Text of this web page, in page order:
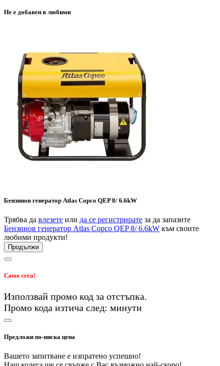
Не е добавен в любими
Бензинов генератор Atlas Copco QEP 8/ 6.6kW
Трябва да влезете или да се регистрирате за да запазите
Бензинов генератор Atlas Copco QEP 8/ 6.6kW към своите
любими продукти!
Продължи
Само сега!
Използвай промо код за отстъпка.
Промо кода изтича след: минути
Предложи по-ниска цена
Вашето запитване е изпратено успешно!